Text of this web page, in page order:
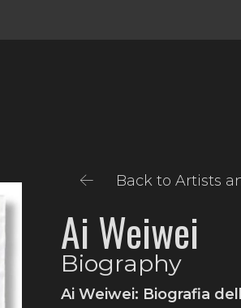
Back to Artists
Ai Weiwei
Biography
Ai Weiwei: Biografia